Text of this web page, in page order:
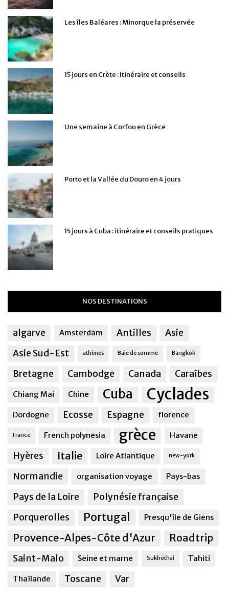
Les îles Baléares : Minorque la préservée
15 jours en Crète : Itinéraire et conseils
Une semaine à Corfou en Grèce
Porto et la Vallée du Douro en 4 jours
15 jours à Cuba : itinéraire et conseils pratiques
NOS DESTINATIONS
algarve Amsterdam Antilles
Asie
Asie Sud-Est
athènes Baie de somme Bangkok
Bretagne Cambodge Canada Caraîbes
Chiang Mai Chine Cuba Cyclades
Dordogne Ecosse Espagne florence
France French polynesia grèce Havane
Hyères Italie Loire Atlantique new-york
Normandie organisation voyage Pays-bas
Pays de la Loire
Polynésie française
Porquerolles
Portugal Presqu'île de Giens
Provence-Alpes-Côte d'Azur Roadtrip
Saint-Malo Seine et marne Sukhothai Tahiti
Thaïlande Toscane Var